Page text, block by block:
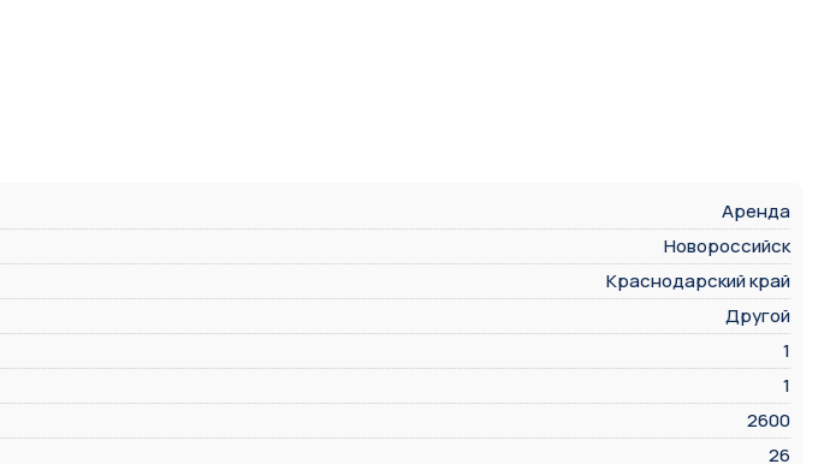
Аренда
Новороссийск
Краснодарский край
Другой
1
1
2600
26